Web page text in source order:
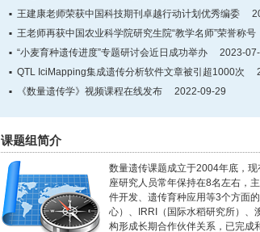
王建康老师荣获中国科技期刊卓越行动计划优秀编委
王老师再获中国农业科学院研究生院“教学名师”荣誉称号
“小麦育种遗传进度”专题研讨会近日成功举办
2023-
QTL IciMapping集成遗传分析软件文章被引超1000次
《数量遗传学》视频课程在线发布
2022-09-29
课题组简介
数量遗传课题成立于2004年底，
座研究人员常年保持在8名左右，
件开发、遗传育种应用等3个方面
心）、IRRI（国际水稻研究所）、
构形成长期合作伙伴关系，已完成